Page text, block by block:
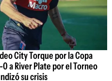
City Torque por la Copa
a River Plate por el Torneo
su crisis